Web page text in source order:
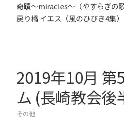
奇蹟～miracles～（やすらぎの歌
戻り橋 イエス（風のひびき4集）
2019年10月 第
ム (長崎教会後
その他